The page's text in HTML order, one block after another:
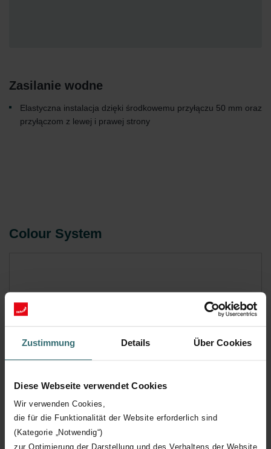
Zustimmung Details Über Cookies
Diese Webseite verwendet Cookies
Wir verwenden Cookies,
die für die Funktionalität der Website erforderlich sind
(Kategorie „Notwendig“)
zur Optimierung der Darstellung und des Verhaltens der Website
Zasilanie wodne
Elastyczna instalacja dzięki środkowemu przyłączu 50 mm oraz
przyłączom z lewej i prawej strony
Colour System